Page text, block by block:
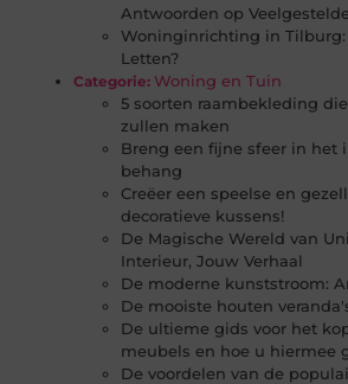
Antwoorden op
Woninginrichting in Tilburg:
Letten?
Categorie: Woning en Tuin
5 soorten raambekleding
zullen maken
Breng een fijne sfeer in het
behang
Creëer een speelse en
decoratieve kussens!
De Magische Wereld van
Interieur, Jouw Verhaal
De moderne kunststroom:
De mooiste houten
De ultieme gids voor het
meubels en hoe u hiermee
De voordelen van de